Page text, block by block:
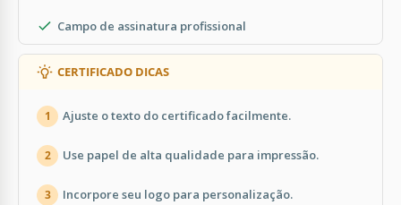
Campo de assinatura profissional
CERTIFICADO DICAS
1 Ajuste o texto do certificado facilmente.
2 Use papel de alta qualidade para impressão.
3 Incorpore seu logo para personalização.